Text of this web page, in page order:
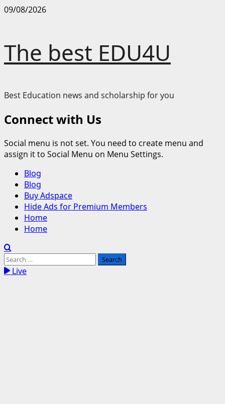
Skip
09/08/2026
The best EDU4U
Best Education news and scholarship for you
Connect with Us
Social menu is not set. You need to create menu and
assign it to Social Menu on Menu Settings.
Primary
Menu
Blog
Blog
Buy Adspace
Hide Ads for Premium Members
Home
Home
Search
for:Live